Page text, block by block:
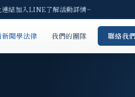
加入LINE了解活動詳情~
新聞學法律 我們的團隊 聯絡我們